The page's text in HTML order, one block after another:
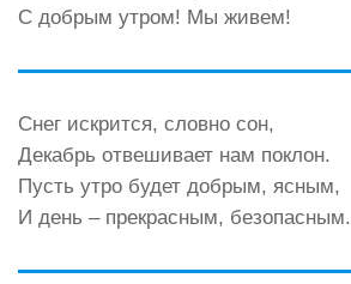
С добрым утром! Мы живем!
Снег искрится, словно сон,
Декабрь отвешивает нам поклон.
Пусть утро будет добрым, ясным,
И день – прекрасным, безопасным.